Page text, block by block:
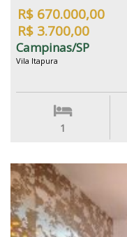
R$ 670.000,00
R$ 3.700,00
Campinas/SP
Vila Itapura
1